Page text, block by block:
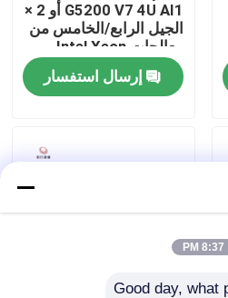
G5200 V7 4U AI1 أو 2 ×
الجيل الرابع/الخامس من
معالجات Intel Xeon
القابلة للتطوير
إرسال استفسار
8:37 PM
Good day, what